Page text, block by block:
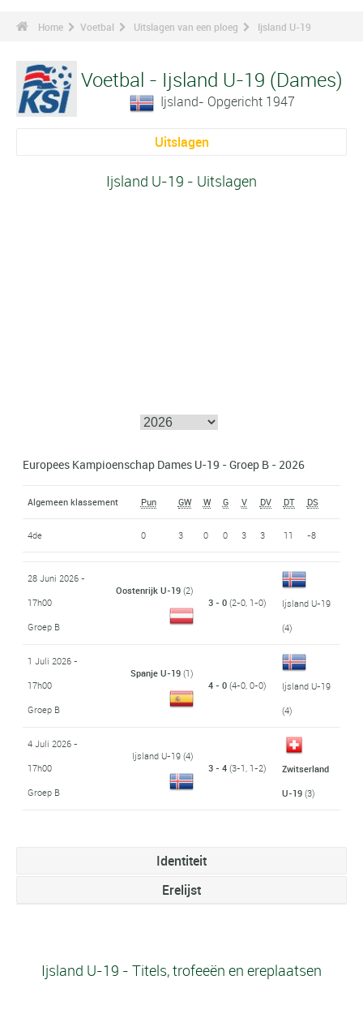
Home Voetbal Uitslagen van een ploeg Ijsland U-19
Voetbal - Ijsland U-19 (Dames)
Ijsland- Opgericht 1947
Uitslagen
Ijsland U-19 - Uitslagen
Europees Kampioenschap Dames U-19 - Groep B - 2026
Algemeen klassement Pun GW W G V DV DT DS
4de 0 3 0 0 3 3 11 -8
28 Juni 2026 -
17h00
Groep B
Oostenrijk U-19(2)
3 - 0 (2-0, 1-0)
Ijsland U-19
(4)
1 Juli 2026 -
17h00
Groep B
Spanje U-19(1)
4 - 0 (4-0, 0-0)
Ijsland U-19
(4)
4 Juli 2026 -
17h00
Groep B
Ijsland U-19(4)
3 - 4 (3-1, 1-2)
Zwitserland
U-19(3)
Identiteit
Erelijst
Ijsland U-19 - Titels, trofeeën en ereplaatsen